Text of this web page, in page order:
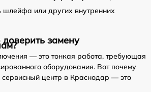
шлейфа или других внутренних
замену
— это тонкая работа, требующая
оборудования. Вот почему
центр в Краснодар — это